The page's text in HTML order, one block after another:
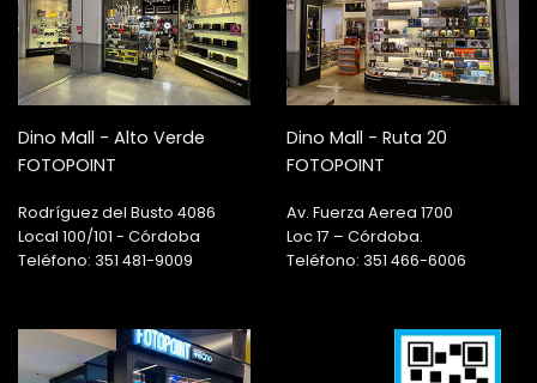
Dino Mall - Alto Verde
FOTOPOINT
Rodríguez del Busto 4086
Local 100/101 - Córdoba
Teléfono: 351 481-9009
Dino Mall - Ruta 20
FOTOPOINT
Av. Fuerza Aerea 1700
Loc 17 – Córdoba.
Teléfono: 351 466-6006